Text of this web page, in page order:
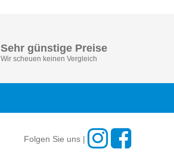
Sehr günstige Preise
Wir scheuen keinen Vergleich
Folgen Sie uns |